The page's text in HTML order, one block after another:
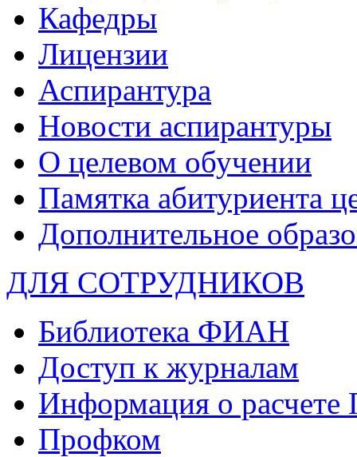
Кафедры
Лицензии
Аспирантура
Новости аспирантуры
О целевом обучении
Памятка абитуриента
Дополнительное
ДЛЯ СОТРУДНИКОВ
Библиотека ФИАН
Доступ к журналам
Информация о
Профком